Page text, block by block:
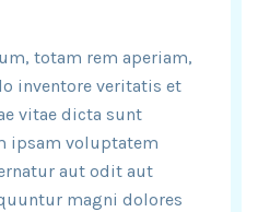
totam rem aperiam,
inventore veritatis et
vitae dicta sunt
ipsam voluptatem
aut odit aut
magni dolores